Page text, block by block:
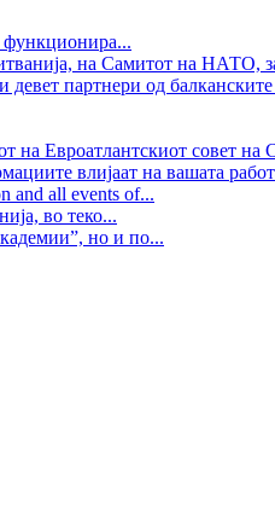
функционира...
на Самитот на НАТО,
девет партнери од
на Евроатлантскиот совет на
влијаат на вашата
and all events of...
во теко...
но и по...